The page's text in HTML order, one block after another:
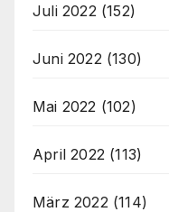
Juli 2022 (152)
Juni 2022 (130)
Mai 2022 (102)
April 2022 (113)
März 2022 (114)